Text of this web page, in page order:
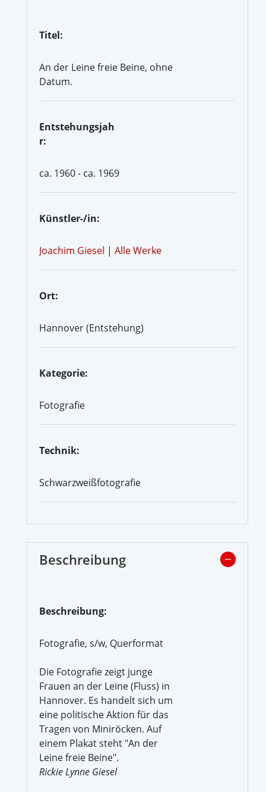
Titel:
An der Leine freie Beine, ohne
Datum.
Entstehungsjah
r:
ca. 1960 - ca. 1969
Künstler-/in:
Joachim Giesel | Alle Werke
Ort:
Hannover (Entstehung)
Kategorie:
Fotografie
Technik:
Schwarzweißfotografie
Beschreibung
Beschreibung:
Fotografie, s/w, Querformat
Die Fotografie zeigt junge
Frauen an der Leine (Fluss) in
Hannover. Es handelt sich um
eine politische Aktion für das
Tragen von Miniröcken. Auf
einem Plakat steht "An der
Leine freie Beine".
Rickie Lynne Giesel